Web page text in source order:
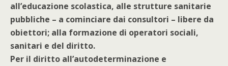
all’educazione scolastica, alle strutture sanitarie
pubbliche – a cominciare dai consultori – libere da
obiettori; alla formazione di operatori sociali,
sanitari e del diritto.
Per il diritto all’autodeterminazione e